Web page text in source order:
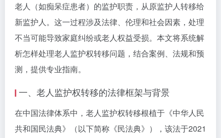
老人（如痴呆症患者）的监护职责，从原监护人转移给
新监护人。这一过程涉及法律、伦理和社会因素，处理
不当可能导致家庭纠纷或老人权益受损。本文将系统解
析怎样处理老人监护权转移问题，结合案例、法规和预
测，提供专业指南。
一、老人监护权转移的法律框架与背景
在中国法律体系中，老人监护权转移根植于《中华人民
共和国民法典》（以下简称《民法典》），该法于2021